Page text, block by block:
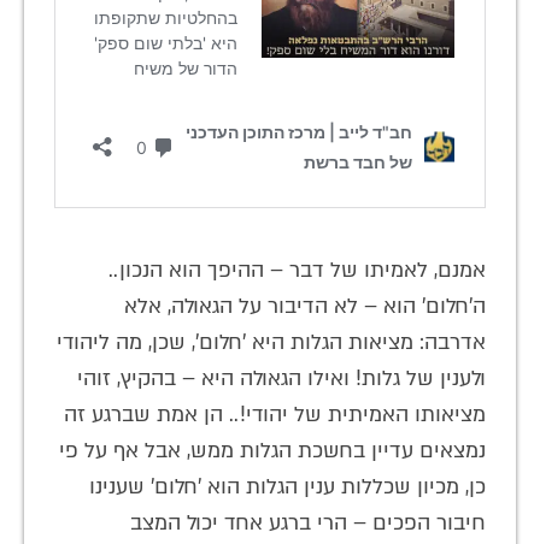
אמנם, לאמיתו של דבר – ההיפך הוא הנכון..
ה'חלום' הוא – לא הדיבור על הגאולה, אלא
אדרבה: מציאות הגלות היא 'חלום', שכן, מה ליהודי
ולענין של גלות! ואילו הגאולה היא – בהקיץ, זוהי
מציאותו האמיתית של יהודי!.. הן אמת שברגע זה
נמצאים עדיין בחשכת הגלות ממש, אבל אף על פי
כן, מכיון שכללות ענין הגלות הוא 'חלום' שענינו
חיבור הפכים – הרי ברגע אחד יכול המצב